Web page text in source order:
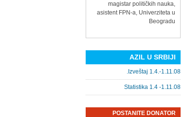
magistar političkih nauka,
asistent FPN-a, Univerziteta u
Beogradu
AZIL U SRBIJI
Izveštaj 1.4.-1.11.08.
Statistika 1.4 -1.11.08
POSTANITE DONATOR